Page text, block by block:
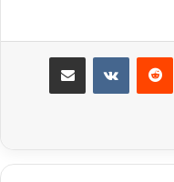
بينتيريست